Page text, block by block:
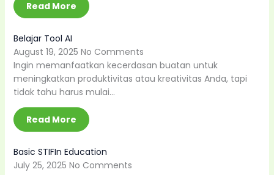
Read More
Belajar Tool AI
August 19, 2025 No Comments
Ingin memanfaatkan kecerdasan buatan untuk
meningkatkan produktivitas atau kreativitas Anda, tapi
tidak tahu harus mulai…
Read More
Basic STIFIn Education
July 25, 2025 No Comments